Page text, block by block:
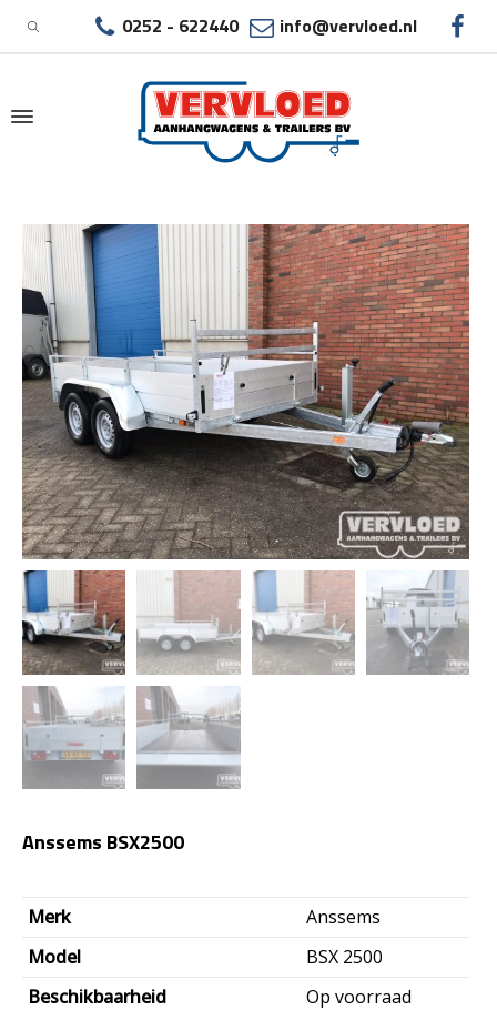
0252 - 622440 info@vervloed.nl
Anssems BSX2500
Oorspronkelijke
prijs
was:
Huidige
prijs
is:
Merk
Anssems
Model
BSX 2500
Beschikbaarheid
Op voorraad